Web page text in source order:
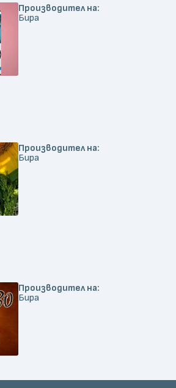
Производител на:
Бира
Производител на:
Бира
Производител на:
Бира